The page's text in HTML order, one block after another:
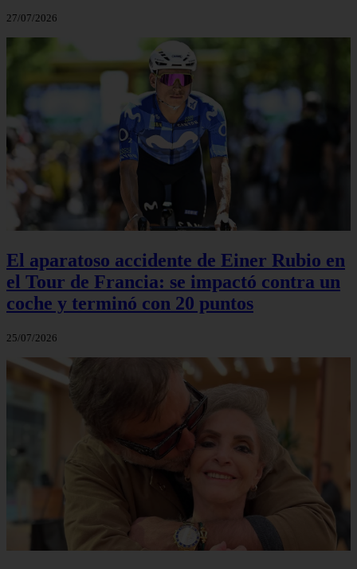
27/07/2026
El aparatoso accidente de Einer Rubio en
el Tour de Francia: se impactó contra un
coche y terminó con 20 puntos
25/07/2026